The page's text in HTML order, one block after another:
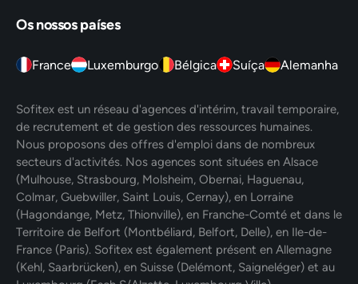
Os nossos países
France Luxemburgo Bélgica Suíça Alemanha
Sofitex est un réseau d'agences d'intérim, travail temporaire,
de recrutement et de gestion des ressources humaines.
Nous proposons des offres d'emploi dans de nombreux
secteurs d'activités. Nos agences sont situées en Alsace
(Mulhouse, Strasbourg, Molsheim, Obernai, Haguenau,
Colmar, Guebwiller, Saint Louis, Cernay), en Lorraine
(Hagondange, Metz, Thionville), en Franche-Comté et dans le
Territoire de Belfort (Montbéliard, Belfort, Delle), en Ile-de-
France (Paris). Sofitex est également présent en Allemagne
(Kehl, Saarbrücken), en Suisse (Delémont, Saigneléger) et au